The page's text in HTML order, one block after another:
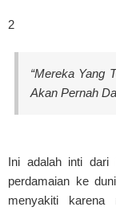
2
“Mereka Yang
Akan Pernah
Ini adalah inti dari
perdamaian ke
menyakiti karena